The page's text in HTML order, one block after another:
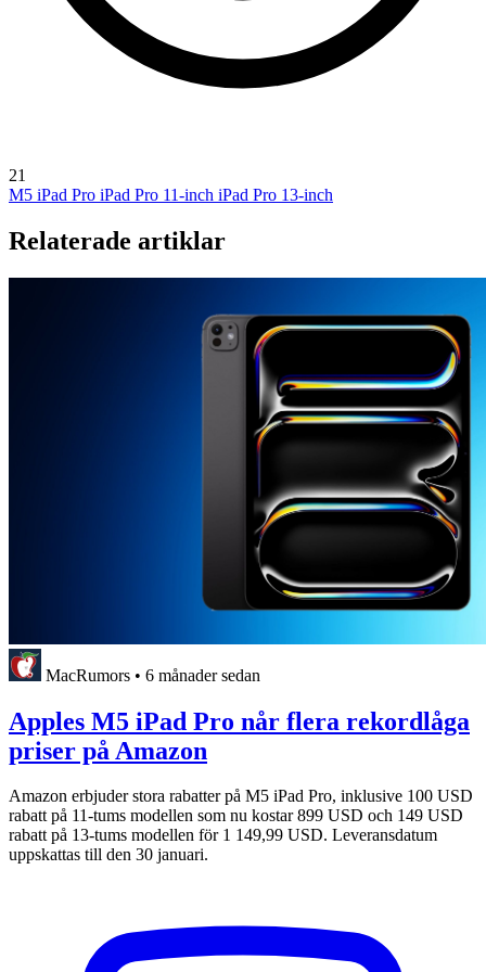
21
M5 iPad Pro iPad Pro 11-inch iPad Pro 13-inch
Relaterade artiklar
MacRumors • 6 månader sedan
Apples M5 iPad Pro når flera rekordlåga
priser på Amazon
Amazon erbjuder stora rabatter på M5 iPad Pro, inklusive 100 USD
rabatt på 11-tums modellen som nu kostar 899 USD och 149 USD
rabatt på 13-tums modellen för 1 149,99 USD. Leveransdatum
uppskattas till den 30 januari.